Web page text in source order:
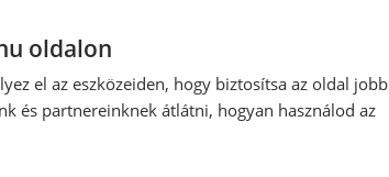
oldalon
el az eszközeiden, hogy biztosítsa az oldal jobb
és partnereinknek átlátni, hogyan használod az